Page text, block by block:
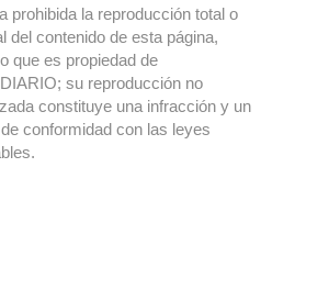
prohibida la reproducción total o
del contenido de esta página,
que es propiedad de
su reproducción no
constituye una infracción y un
conformidad con las leyes